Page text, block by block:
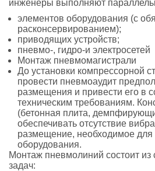
инженеры выполняют
элементов оборудования (с
расконсервированием);
приводящих устройств;
пневмо-, гидро-и электросетей
Монтаж пневмомагистрали
До установки компрессорной
провести пневмоаудит
размещения и привести его в
техническим требованиям.
(бетонная плита,
обеспечивать отсутствие
размещение, необходимое
оборудования.
Монтаж пневмолиний состоит
задач: